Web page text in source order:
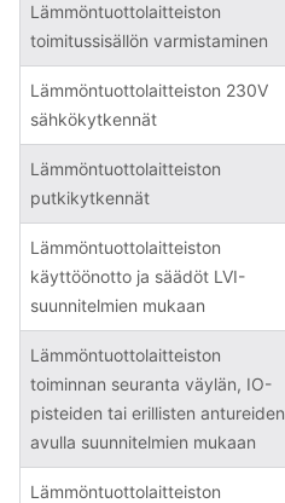
Lämmöntuottolaitteiston
toimitussisällön varmistaminen
Lämmöntuottolaitteiston 230V
sähkökytkennät
Lämmöntuottolaitteiston
putkikytkennät
Lämmöntuottolaitteiston
käyttöönotto ja säädöt LVI-
suunnitelmien mukaan
Lämmöntuottolaitteiston
toiminnan seuranta väylän, IO-
pisteiden tai erillisten antureiden
avulla suunnitelmien mukaan
Lämmöntuottolaitteiston